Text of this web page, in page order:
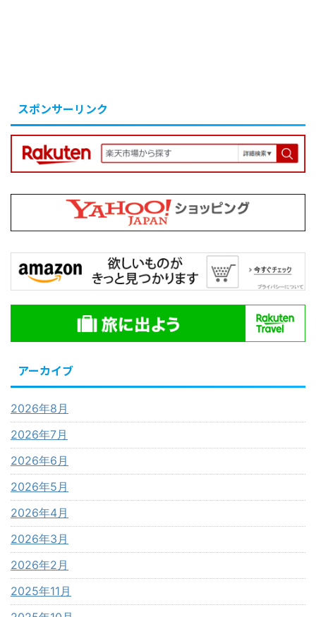
スポンサーリンク
アーカイブ
2026年8月
2026年7月
2026年6月
2026年5月
2026年4月
2026年3月
2026年2月
2025年11月